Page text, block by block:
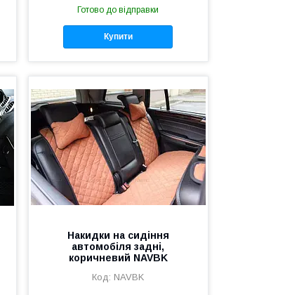
Готово до відправки
Купити
Накидки на сидіння
автомобіля задні,
коричневий NAVBK
NAVBK